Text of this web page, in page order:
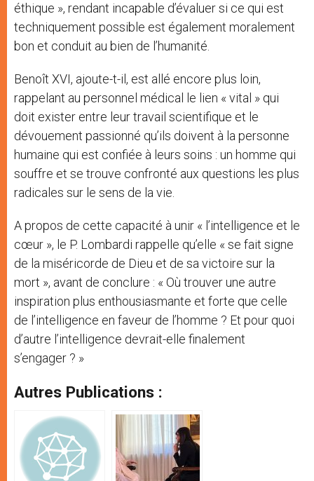
éthique », rendant incapable d’évaluer si ce qui est
techniquement possible est également moralement
bon et conduit au bien de l’humanité.
Benoît XVI, ajoute-t-il, est allé encore plus loin,
rappelant au personnel médical le lien « vital » qui
doit exister entre leur travail scientifique et le
dévouement passionné qu’ils doivent à la personne
humaine qui est confiée à leurs soins : un homme qui
souffre et se trouve confronté aux questions les plus
radicales sur le sens de la vie.
A propos de cette capacité à unir « l’intelligence et le
cœur », le P. Lombardi rappelle qu’elle « se fait signe
de la miséricorde de Dieu et de sa victoire sur la
mort », avant de conclure : « Où trouver une autre
inspiration plus enthousiasmante et forte que celle
de l’intelligence en faveur de l’homme ? Et pour quoi
d’autre l’intelligence devrait-elle finalement
s’engager ? »
Autres Publications :